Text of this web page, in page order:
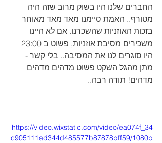
החברים שלנו היו בשוק מרוב שזה היה
מטורף.. האמת סיימנו מאד מאד מאוחר
בזכות האוזניות שהשכרנו. אם לא היינו
היו סוגרים לנו את המסיבה.. בלי קשר -
מתן מהגל השקט פשוט מדהים מדהים
מדהים! תודה רבה..
https://video.wixstatic.com/video/ea074f_34
c905111ad344d485577b87878bff59/1080p